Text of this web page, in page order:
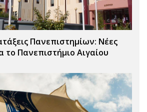
Πανεπιστημίων: Νέες
το Πανεπιστήμιο Αιγαίου